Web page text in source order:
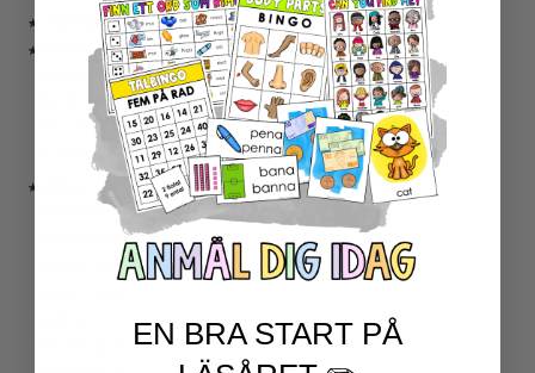
★ UTOMHUSPEDAGOGIK
★ ANDRA ÄMNEN
SOCIALA FÄRDIGHETER
SAMHÄLLSKUNSKAP
NATURVETENSKAP
RELIGIONSKUNSKAP
★ SERIER
ESCAPE ROOMS
UPPGIFTSKORT SVENSKA
NIVÅINDELADE LÄSTEXTER
EN BRA START PÅ